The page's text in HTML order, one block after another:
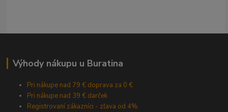
Výhody nákupu u Buratina
Pri nákupe nad 79 € doprava za 0 €
Pri nákupe nad 39 € darček
Registrovaní zákazníci - zľava od 4%